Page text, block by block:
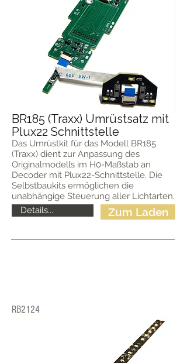
BR185 (Traxx) Umrüstsatz mit
Plux22 Schnittstelle
Das Umrüstkit für das Modell BR185
(Traxx) dient zur Anpassung des
Originalmodells im H0-Maßstab an
Decoder mit Plux22-Schnittstelle. Die
Selbstbaukits ermöglichen die
unabhängige Steuerung aller Lichtarten.
Details...
Zum Laden
RB2124